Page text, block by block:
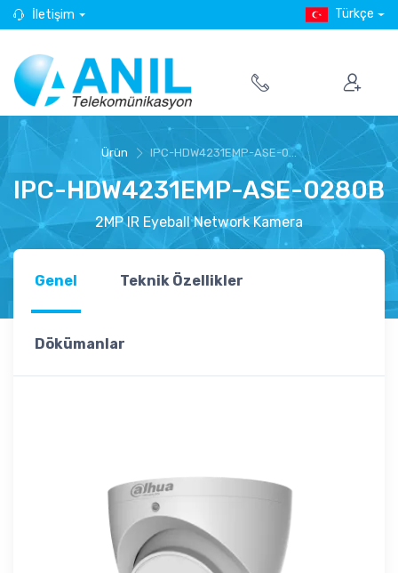
İletişim Türkçe
Ürün IPC-HDW4231EMP-ASE-0...
IPC-HDW4231EMP-ASE-0280B
2MP IR Eyeball Network Kamera
Genel Teknik Özellikler
Dökümanlar